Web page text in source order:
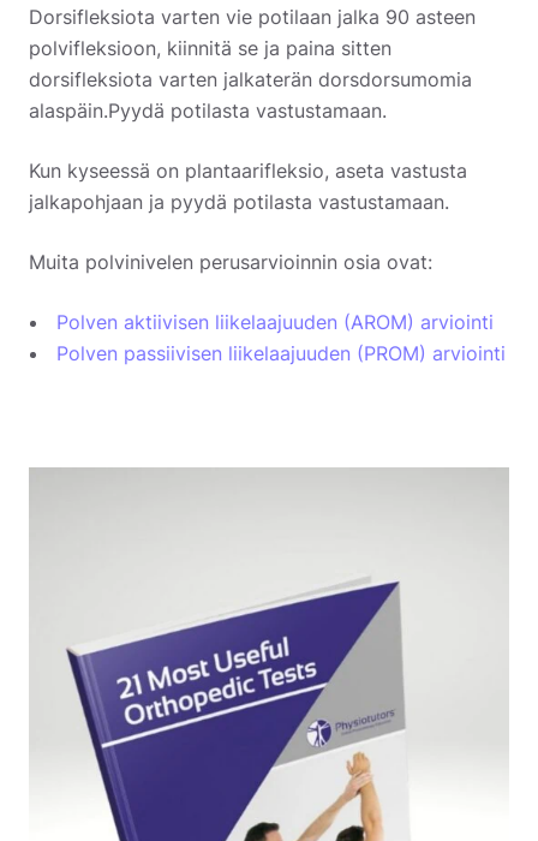
Dorsifleksiota varten vie potilaan jalka 90 asteen
polvifleksioon, kiinnitä se ja paina sitten
dorsifleksiota varten jalkaterän dorsdorsumomia
alaspäin.Pyydä potilasta vastustamaan.
Kun kyseessä on plantaarifleksio, aseta vastusta
jalkapohjaan ja pyydä potilasta vastustamaan.
Muita polvinivelen perusarvioinnin osia ovat:
Polven aktiivisen liikelaajuuden (AROM) arviointi
Polven passiivisen liikelaajuuden (PROM) arviointi